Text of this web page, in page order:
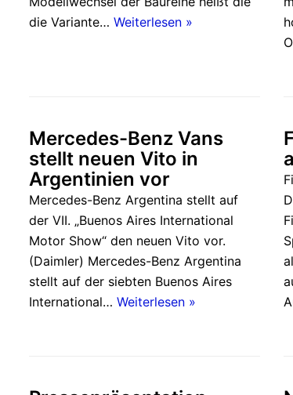
die Variante… Weiterlesen »
Mercedes-Benz Vans
stellt neuen Vito in
Argentinien vor
Mercedes-Benz Argentina stellt auf
der VII. „Buenos Aires International
Motor Show“ den neuen Vito vor.
(Daimler) Mercedes-Benz Argentina
stellt auf der siebten Buenos Aires
International… Weiterlesen »